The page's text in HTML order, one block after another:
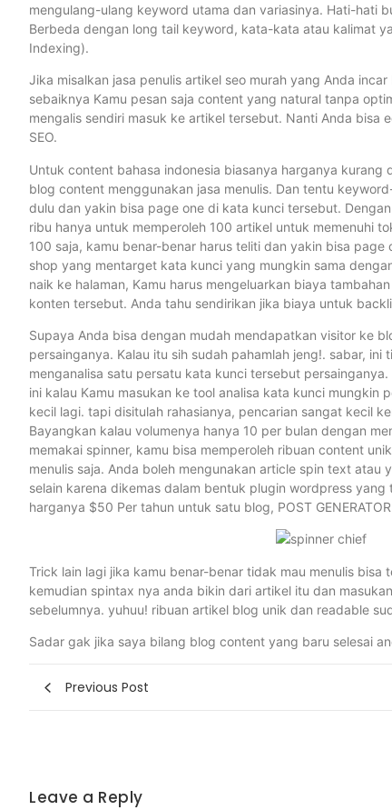
mengulang-ulang keyword utama dan variasinya. Hati-hati
Berbeda dengan long tail keyword, kata-kata atau kalimat
Indexing).
Jika misalkan jasa penulis artikel seo murah yang Anda
sebaiknya Kamu pesan saja content yang natural tanpa
mengalis sendiri masuk ke artikel tersebut. Nanti Anda
SEO.
Untuk content bahasa indonesia biasanya harganya
blog content menggunakan jasa menulis. Dan tentu
dulu dan yakin bisa page one di kata kunci tersebut.
ribu hanya untuk memperoleh 100 artikel untuk memenuhi
100 saja, kamu benar-benar harus teliti dan yakin bisa
shop yang mentarget kata kunci yang mungkin sama
naik ke halaman, Kamu harus mengeluarkan biaya
konten tersebut. Anda tahu sendirikan jika biaya untuk
Supaya Anda bisa dengan mudah mendapatkan visitor ke
persainganya. Kalau itu sih sudah pahamlah jeng!. sabar,
menganalisa satu persatu kata kunci tersebut
ini kalau Kamu masukan ke tool analisa kata kunci
kecil lagi. tapi disitulah rahasianya, pencarian sangat kecil
Bayangkan kalau volumenya hanya 10 per bulan dengan
memakai spinner, kamu bisa memperoleh ribuan content
menulis saja. Anda boleh mengunakan article spin text atau
selain karena dikemas dalam bentuk plugin wordpress
harganya $50 Per tahun untuk satu blog, POST
Trick lain lagi jika kamu benar-benar tidak mau menulis
kemudian spintax nya anda bikin dari artikel itu dan
sebelumnya. yuhuu! ribuan artikel blog unik dan readable
Sadar gak jika saya bilang blog content yang baru selesai
Previous Post
Leave a Reply